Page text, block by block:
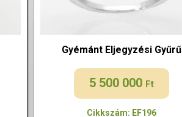
Gyémánt Eljegyzési Gyűrű
5 500 000 Ft
Cikkszám: EF196